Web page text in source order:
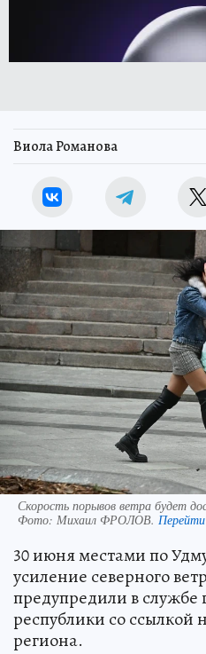
Виола Романова
Скорость порывов ветра будет
Фото: Михаил ФРОЛОВ.
30 июня местами по
усиление северного
предупредили в
республики со ссылкой
региона.